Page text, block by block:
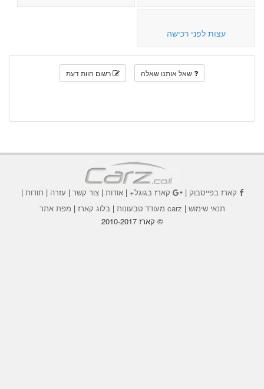
עצות לפני רכישה
שאל אותנו שאלה רשום חוות דעת
קארז בפייסבוק| קארז בגוגל+|אודות |צור קשר | עזרה | תודות |
תנאי שימוש | carz מעודד טבעונות |בלוג קארז | מפת אתר
© קארז 2010-2017